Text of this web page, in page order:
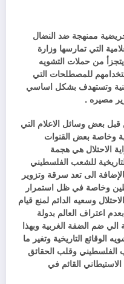
ممنهجة ضد النضال
التي تمارسها وزارة
يتجزأ من حملات التشويه
للمصطلحات التي
وتستهدف بشكل اساسي
مصيره .
بعض وسائل الاعلام التي
وخاصة بعض القنوات
الاحتلال هي هجمة
للشعب الفلسطيني
الى تعد سرقة وتزوير
وخاصة في ظل استمرار
وسعيه الدائم لمنع قيام
اعتراف العالم بدولة
ضم الضفة الغربية وبهذا
الوقائع التاريخية وتغير ما
وقلب الحقائق
القائم في